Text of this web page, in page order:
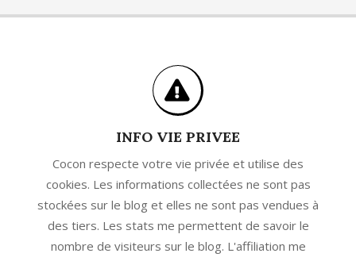
INFO VIE PRIVEE
Cocon respecte votre vie privée et utilise des
cookies. Les informations collectées ne sont pas
stockées sur le blog et elles ne sont pas vendues à
des tiers. Les stats me permettent de savoir le
nombre de visiteurs sur le blog. L'affiliation me